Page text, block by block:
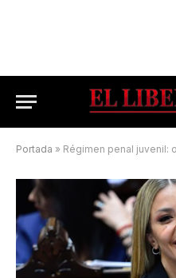
Portada » Régimen penal juvenil: